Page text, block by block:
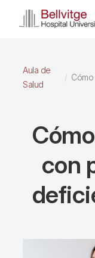
Aula de
Salud
Cómo
con